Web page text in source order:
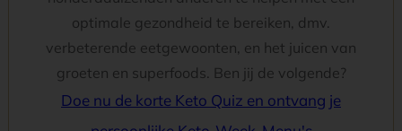
optimale gezondheid te bereiken, dmv.
verbeterende eetgewoonten, en het juicen van
groeten en superfoods. Ben jij de volgende?
Doe nu de korte Keto Quiz en ontvang je